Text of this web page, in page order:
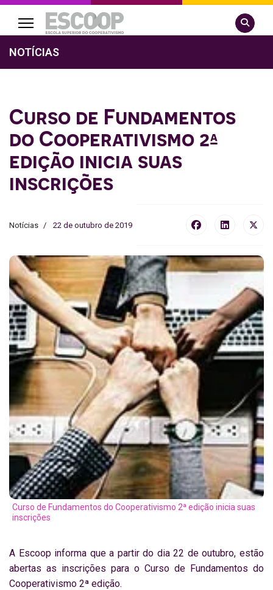
Pesquisar
NOTÍCIAS
Curso de Fundamentos
do Cooperativismo 2ª
edição inicia suas
inscrições
Notícias 22 de outubro de 2019
Curso de Fundamentos do Cooperativismo 2ª edição inicia suas
inscrições
A Escoop informa que a partir do dia 22 de outubro, estão
abertas as inscrições para o Curso de Fundamentos do
Cooperativismo 2ª edição.